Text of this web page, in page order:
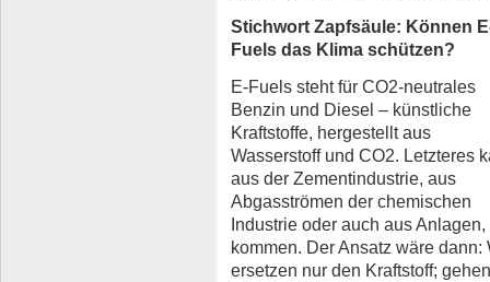
Stichwort Zapfsäule: Können
Fuels das Klima schützen?
E-Fuels steht für CO2-neutrales
Benzin und Diesel – künstliche
Kraftstoffe, hergestellt aus
Wasserstoff und CO2. Letzteres
aus der Zementindustrie, aus
Abgasströmen der chemischen
Industrie oder auch aus
kommen. Der Ansatz wäre
ersetzen nur den Kraftstoff;